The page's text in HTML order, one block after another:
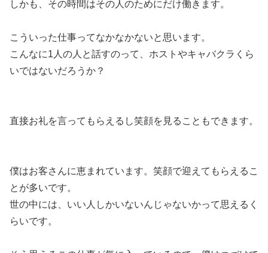
しかも、その時間はその人のためにだけ働きます。
こういった仕事ってなかなかないと思います。
こんなに1人の人と話すのって、ホストやキャバクラくら
いではないだろうか？
直接お礼を言ってもらえるし笑顔を見ることもできます。
僕はお客さんに恵まれています。笑顔で迎えてもらえるこ
とが多いです。
世の中には、いい人しかいないんじゃないかって思えるく
らいです。